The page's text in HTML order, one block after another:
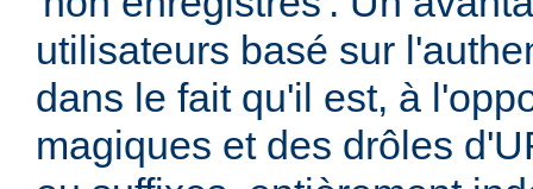
utilisateurs basé sur
dans le fait qu'il est, à
magiques et des drôles